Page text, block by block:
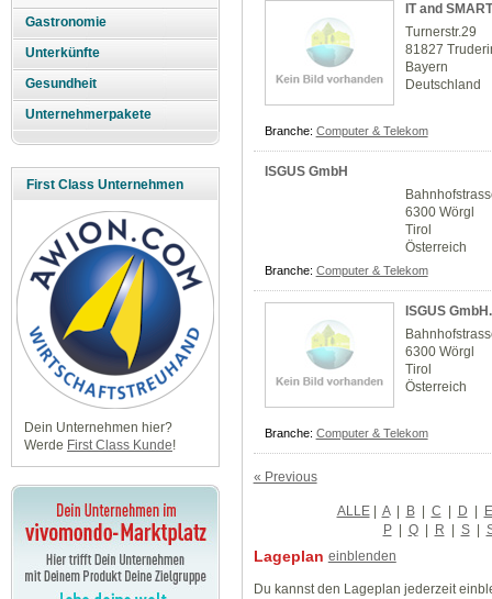
Gastronomie
Unterkünfte
Gesundheit
Unternehmerpakete
First Class Unternehmen
Dein Unternehmen hier?
Werde First Class Kunde!
IT and SMART
Turnerstr.29
81827
Bayern
Deutschland
Branche: Computer & Telekom
ISGUS GmbH
6300 Wörgl
Tirol
Österreich
Branche: Computer & Telekom
ISGUS GmbH.
6300 Wörgl
Tirol
Österreich
Branche: Computer & Telekom
« Previous
ALLE| A | B | C | D | E
P | Q | R | S |
Lageplan einblenden
Du kannst den Lageplan jederzeit